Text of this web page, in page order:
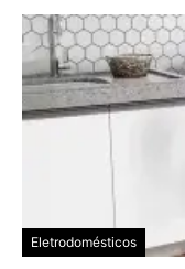
Eletrodomésticos